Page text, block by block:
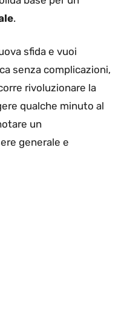
.
sfida e vuoi
senza complicazioni,
rivoluzionare la
qualche minuto al
un
generale e